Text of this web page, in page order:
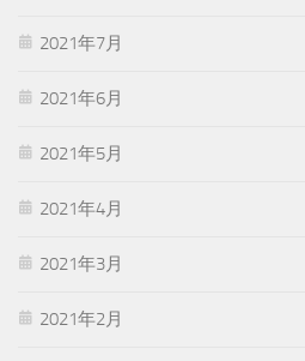
2021年7月
2021年6月
2021年5月
2021年4月
2021年3月
2021年2月